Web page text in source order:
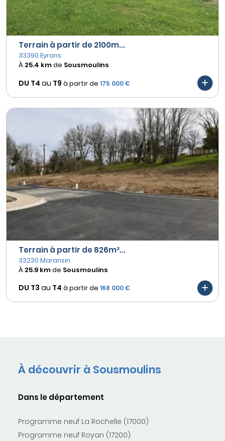
Terrain à partir de 2100m...
33390 Eyrans
À 25.4 kmde Sousmoulins
DU T4 au T9 à partir de 175 000 €
Terrain à partir de 826m²...
33230 Maransin
À 25.9 kmde Sousmoulins
DU T3 au T4 à partir de 168 000 €
À découvrir à Sousmoulins
Dans le département
Programme neuf La Rochelle (17000)
Programme neuf Royan (17200)